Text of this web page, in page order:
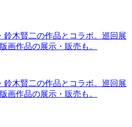
鈴木賢二の作品とコラボ。巡回展
画作品の展示・販売も。
鈴木賢二の作品とコラボ。巡回展
画作品の展示・販売も。